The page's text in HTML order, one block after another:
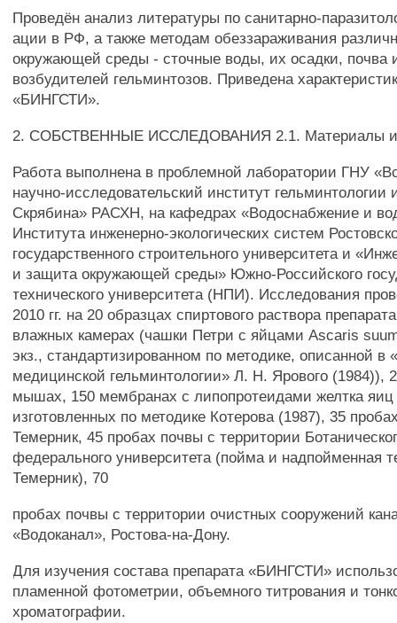
Проведён анализ литературы по санитарно-
ации в РФ, а также методам обеззараживания
окружающей среды - сточные воды, их осадки, почва
возбудителей гельминтозов. Приведена
«БИНГСТИ».
2. СОБСТВЕННЫЕ ИССЛЕДОВАНИЯ 2.1. Материалы
Работа выполнена в проблемной лаборатории ГНУ
научно-исследовательский институт
Скрябина» РАСХН, на кафедрах «Водоснабжение и
Института инженерно-экологических систем
государственного строительного университета и
и защита окружающей среды» Южно-Российского
технического университета (НПИ). Исследования
2010 гг. на 20 образцах спиртового раствора
влажных камерах (чашки Петри с яйцами Ascaris
экз., стандартизированном по методике, описанной в
медицинской гельминтологии» Л. Н. Ярового (1984)),
мышах, 150 мембранах с липопротеидами желтка яиц
изготовленных по методике Котерова (1987), 35
Темерник, 45 пробах почвы с территории
федерального университета (пойма и надпойменная
Темерник), 70
пробах почвы с территории очистных сооружений
«Водоканал», Ростова-на-Дону.
Для изучения состава препарата «БИНГСТИ»
пламенной фотометрии, объемного титрования и
хроматографии.